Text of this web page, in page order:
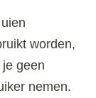
worden,
geen
nemen.